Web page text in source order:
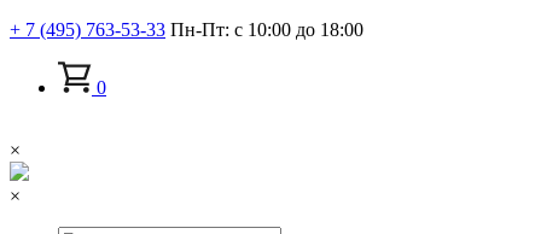
+ 7 (495) 763-53-33 Пн-Пт: с 10:00 до 18:00
0
×
×